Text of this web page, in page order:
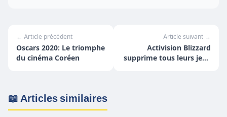
← Article précédent
Oscars 2020: Le triomphe
du cinéma Coréen
Article suivant →
Activision Blizzard
supprime tous leurs jeux
📖 Articles similaires